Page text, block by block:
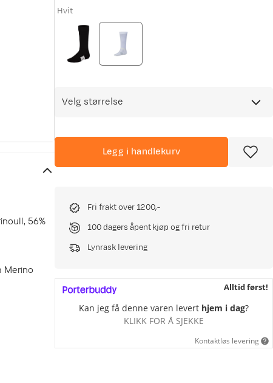
56%
Merino
Hvit
Velg størrelse
Legg i handlekurv
Fri frakt over 1200,-
100 dagers åpent kjøp og fri retur
Lynrask levering
Alltid først!
Kan jeg få denne varen levert hjem i dag?
KLIKK FOR Å SJEKKE
Kontaktløs levering